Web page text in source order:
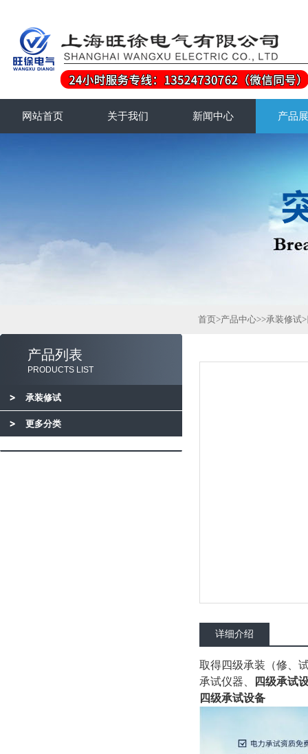
网站首页 关于我们 新闻中心 产品
产品列表
PRODUCTS LIST
承装修试
更多分类
首页>产品中心>>承装修试
详细介绍
取得四级承装（修、
承试仪器、
四级承试
四级承试设备